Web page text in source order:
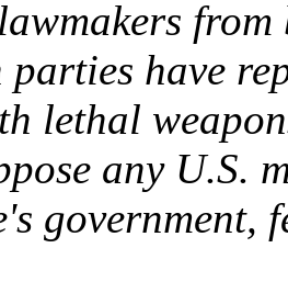
have
lethal
any U.S.
government,